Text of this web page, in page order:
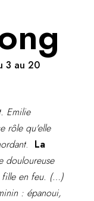
3 au 20
Emilie
rôle qu'elle
. La
douloureuse
fille en feu. (…)
: épanoui,